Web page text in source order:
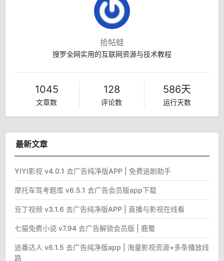
拾帖蛙
搜罗全网实用的互联网资源与技术教程
1045
文章数
128
评论数
586天
运行天数
最新文章
YIYI影视 v4.0.1 去广告纯净版APP | 免费追剧助手
摩托车驾考题库 v6.5.1 去广告会员版app下载
豆丁视频 v3.1.6 去广告纯净版APP | 直播与影视在线看
七猫免费小说 v7.94 去广告解锁会员版 | 鹿蜀
追番达人 v6.1.5 去广告纯净版app | 海量影视资源+多条播放线
路